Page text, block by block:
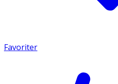
Favoriter